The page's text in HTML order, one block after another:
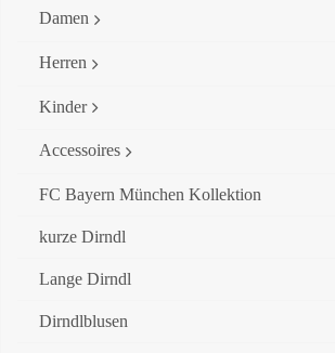
Damen
Herren
Kinder
Accessoires
FC Bayern München Kollektion
kurze Dirndl
Lange Dirndl
Dirndlblusen